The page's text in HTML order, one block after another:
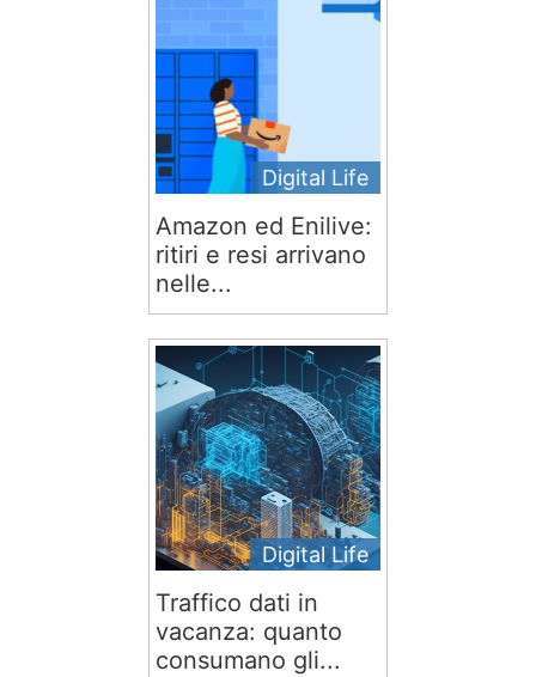
Digital Life
Amazon ed Enilive:
ritiri e resi arrivano
nelle...
Digital Life
Traffico dati in
vacanza: quanto
consumano gli...